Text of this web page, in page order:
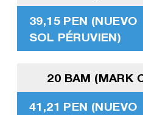
39,15 PEN (NUEVO
SOL PÉRUVIEN)
20 BAM (MARK
41,21 PEN (NUEVO